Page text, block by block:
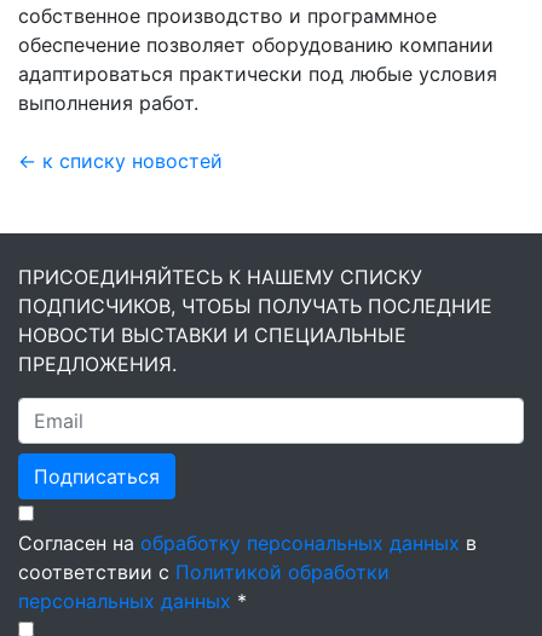
собственное производство и программное
обеспечение позволяет оборудованию компании
адаптироваться практически под любые условия
выполнения работ.
← к списку новостей
ПРИСОЕДИНЯЙТЕСЬ К НАШЕМУ СПИСКУ
ПОДПИСЧИКОВ, ЧТОБЫ ПОЛУЧАТЬ ПОСЛЕДНИЕ
НОВОСТИ ВЫСТАВКИ И СПЕЦИАЛЬНЫЕ
ПРЕДЛОЖЕНИЯ.
Подписаться
Согласен на обработку персональных данных в
соответствии с Политикой обработки
персональных данных *